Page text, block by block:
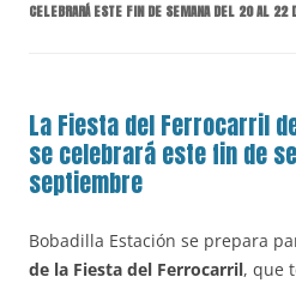
CELEBRARÁ ESTE FIN DE SEMANA DEL 20 AL 22
La Fiesta del Ferrocarril
se celebrará este fin de
septiembre
Bobadilla Estación se prepara
de la Fiesta del Ferrocarril, que